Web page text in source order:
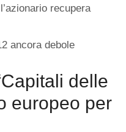
recupera
ancora debole
delle
europeo per